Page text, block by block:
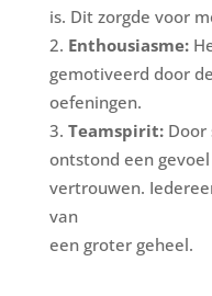
is. Dit zorgde voor
Enthousiasme:
gemotiveerd door
oefeningen.
Teamspirit:Door
ontstond een
vertrouwen.
van
een groter geheel.